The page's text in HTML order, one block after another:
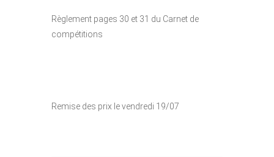
Règlement pages 30 et 31 du Carnet de
compétitions
Remise des prix le vendredi 19/07